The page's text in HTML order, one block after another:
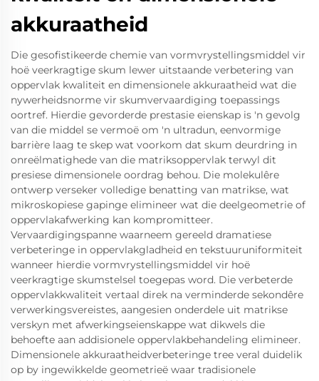
akkuraatheid
Die gesofistikeerde chemie van vormvrystellingsmiddel vir
hoë veerkragtige skum lewer uitstaande verbetering van
oppervlak kwaliteit en dimensionele akkuraatheid wat die
nywerheidsnorme vir skumvervaardiging toepassings
oortref. Hierdie gevorderde prestasie eienskap is 'n gevolg
van die middel se vermoë om 'n ultradun, eenvormige
barrière laag te skep wat voorkom dat skum deurdring in
onreëlmatighede van die matriksoppervlak terwyl dit
presiese dimensionele oordrag behou. Die molekulêre
ontwerp verseker volledige benatting van matrikse, wat
mikroskopiese gapinge elimineer wat die deelgeometrie of
oppervlakafwerking kan kompromitteer.
Vervaardigingspanne waarneem gereeld dramatiese
verbeteringe in oppervlakgladheid en tekstuuruniformiteit
wanneer hierdie vormvrystellingsmiddel vir hoë
veerkragtige skumstelsel toegepas word. Die verbeterde
oppervlakkwaliteit vertaal direk na verminderde sekondêre
verwerkingsvereistes, aangesien onderdele uit matrikse
verskyn met afwerkingseienskappe wat dikwels die
behoefte aan addisionele oppervlakbehandeling elimineer.
Dimensionele akkuraatheidverbeteringe tree veral duidelik
op by ingewikkelde geometrieë waar tradisionele